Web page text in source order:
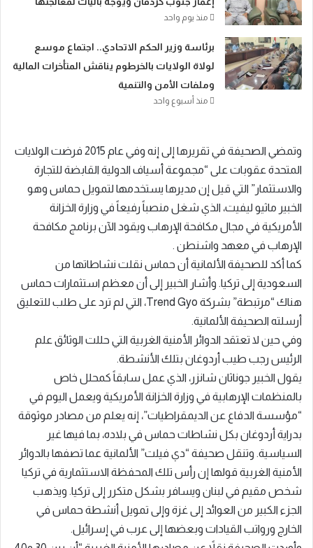
منذ يوم واحد
​برئاسة وزير الحكم الاتحادي.. اجتماع موسع
لولاة الولايات بالخرطوم يناقش المتأخرات المالية
وملفات الأمن والتنمية
منذ أسبوع واحد
وتمضي الصحيفة في تقريرها إلى إنه وفي عام 2015 فرضت الولايات
المتحدة عقوبات على “مجموعة أسياف الدولية القابضة للتجارة
والاستثمار” التي قيل إن مديرها يستخدمها لتمويل حماس وهو
الخبير ماثيو ليفيت، الذي شغل منصباً رفيعاً في وزارة الخزانة
الأمريكية في مجال مكافحة الإرهاب ويقود الآن برنامج مكافحة
الإرهاب في معهد واشنطن .
كما أكد للصحيفة الألمانية أن حماس نقلت نشاطاتها من
السعودية إلى تركيا. وأشار الخبير إلى أن معظم استثمارات حماس
هناك “مرتبطة” بشركة Trend Gyo، التي لم ترد على طلب للتعليق
أرسلته الصحيفة الألمانية.
وفي حين لا تعتقد الدوائر الأمنية الغربية التي حللت الوثائق علم
الرئيس رجب طيب أردوغان بتلك الأنشطة.
يقول الخبير جوناثان شانزر، الذي عمل سابقاً كمحلل خاص
بالمنظمات الإرهابية في وزارة الخزانة الأمريكية ويعمل اليوم في
“مؤسسة الدفاع عن الديمقراطيات”، إنه يعلم من مصادر موثوقة
بدراية أردوغان بكل نشاطات حماس في بلاده، بما فيها غير
السياسية. وتنقل صحيفة “دي فيلت” الألمانية عما تصفها بالدوائر
الأمنية الغربية قولها إن رأس تلك المحفظة الاستثمارية في تركيا
شخص مقيم في لبنان ويسافر بشكل متكرر إلى تركيا. ويذهب
الجزء الكبير من العوائد إلى غزة وإلى تمويل أنشطة حماس في
الخارج ورواتب القيادات وبعضها إلى عرب في إسرائيل.